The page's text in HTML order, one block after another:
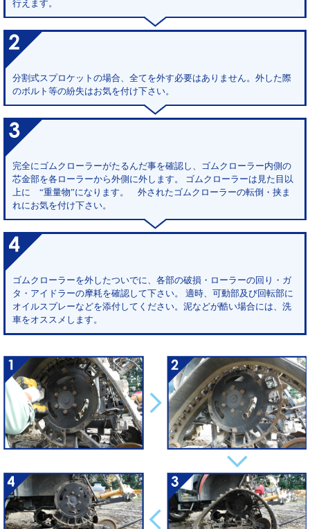
行えます。
分割式スプロケットの場合、全てを外す必要はありません。外した際
のボルト等の紛失はお気を付け下さい。
完全にゴムクローラーがたるんだ事を確認し、ゴムクローラー内側の
芯金部を各ローラーから外側に外します。 ゴムクローラーは見た目以
上に “重量物”になります。 外されたゴムクローラーの転倒・挟ま
れにお気を付け下さい。
ゴムクローラーを外したついでに、各部の破損・ローラーの回り・ガ
タ・アイドラーの摩耗を確認して下さい。 適時、可動部及び回転部に
オイルスプレーなどを添付してください。泥などが酷い場合には、洗
車をオススメします。